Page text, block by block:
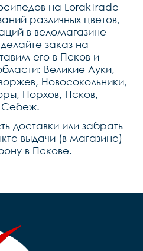
на LorakTrade -
различных цветов,
в веломагазине
заказ на
его в Псков и
Великие Луки,
Новосокольники,
Порхов, Псков,
Себеж.
доставки или забрать
выдачи (в магазине)
в Пскове.